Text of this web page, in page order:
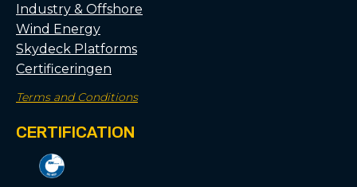
Industry & Offshore
Wind Energy
Skydeck Platforms
Certificeringen
Terms and Conditions
CERTIFICATION